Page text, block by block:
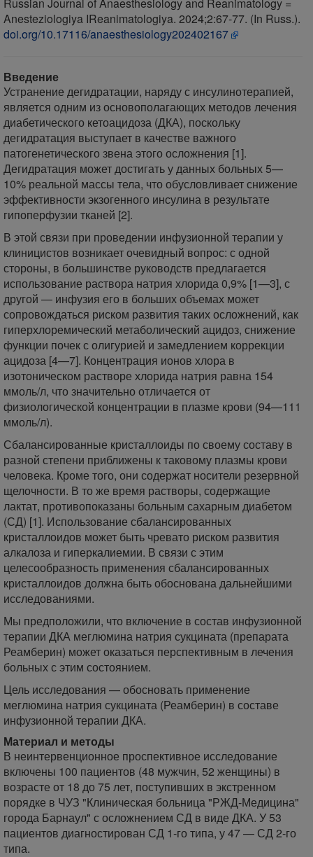
Anesteziologiya IReanimatologiya. 2024;2:67-77. (In Russ.).
doi.org/10.17116/anaesthesiology202402167
Введение
Устранение дегидратации, наряду с инсулинотерапией,
является одним из основополагающих методов лечения
диабетического кетоацидоза (ДКА), поскольку
дегидратация выступает в качестве важного
патогенетического звена этого осложнения [1].
Дегидратация может достигать у данных больных 5—
10% реальной массы тела, что обусловливает снижение
эффективности экзогенного инсулина в результате
гипоперфузии тканей [2].
В этой связи при проведении инфузионной терапии у
клиницистов возникает очевидный вопрос: с одной
стороны, в большинстве руководств предлагается
использование раствора натрия хлорида 0,9% [1—3], с
другой — инфузия его в больших объемах может
сопровождаться риском развития таких осложнений, как
гиперхлоремический метаболический ацидоз, снижение
функции почек с олигурией и замедлением коррекции
ацидоза [4—7]. Концентрация ионов хлора в
изотоническом растворе хлорида натрия равна 154
ммоль/л, что значительно отличается от
физиологической концентрации в плазме крови (94—111
ммоль/л).
Сбалансированные кристаллоиды по своему составу в
разной степени приближены к таковому плазмы крови
человека. Кроме того, они содержат носители резервной
щелочности. В то же время растворы, содержащие
лактат, противопоказаны больным сахарным диабетом
(СД) [1]. Использование сбалансированных
кристаллоидов может быть чревато риском развития
алкалоза и гиперкалиемии. В связи с этим
целесообразность применения сбалансированных
кристаллоидов должна быть обоснована дальнейшими
исследованиями.
Мы предположили, что включение в состав инфузионной
терапии ДКА меглюмина натрия сукцината (препарата
Реамберин) может оказаться перспективным в лечения
больных с этим состоянием.
Цель исследования — обосновать применение
меглюмина натрия сукцината (Реамберин) в составе
инфузионной терапии ДКА.
Материал и методы
В неинтервенционное проспективное исследование
включены 100 пациентов (48 мужчин, 52 женщины) в
возрасте от 18 до 75 лет, поступивших в экстренном
порядке в ЧУЗ "Клиническая больница "РЖД-Медицина"
города Барнаул" с осложнением СД в виде ДКА. У 53
пациентов диагностирован СД 1-го типа, у 47 — СД 2-го
типа.